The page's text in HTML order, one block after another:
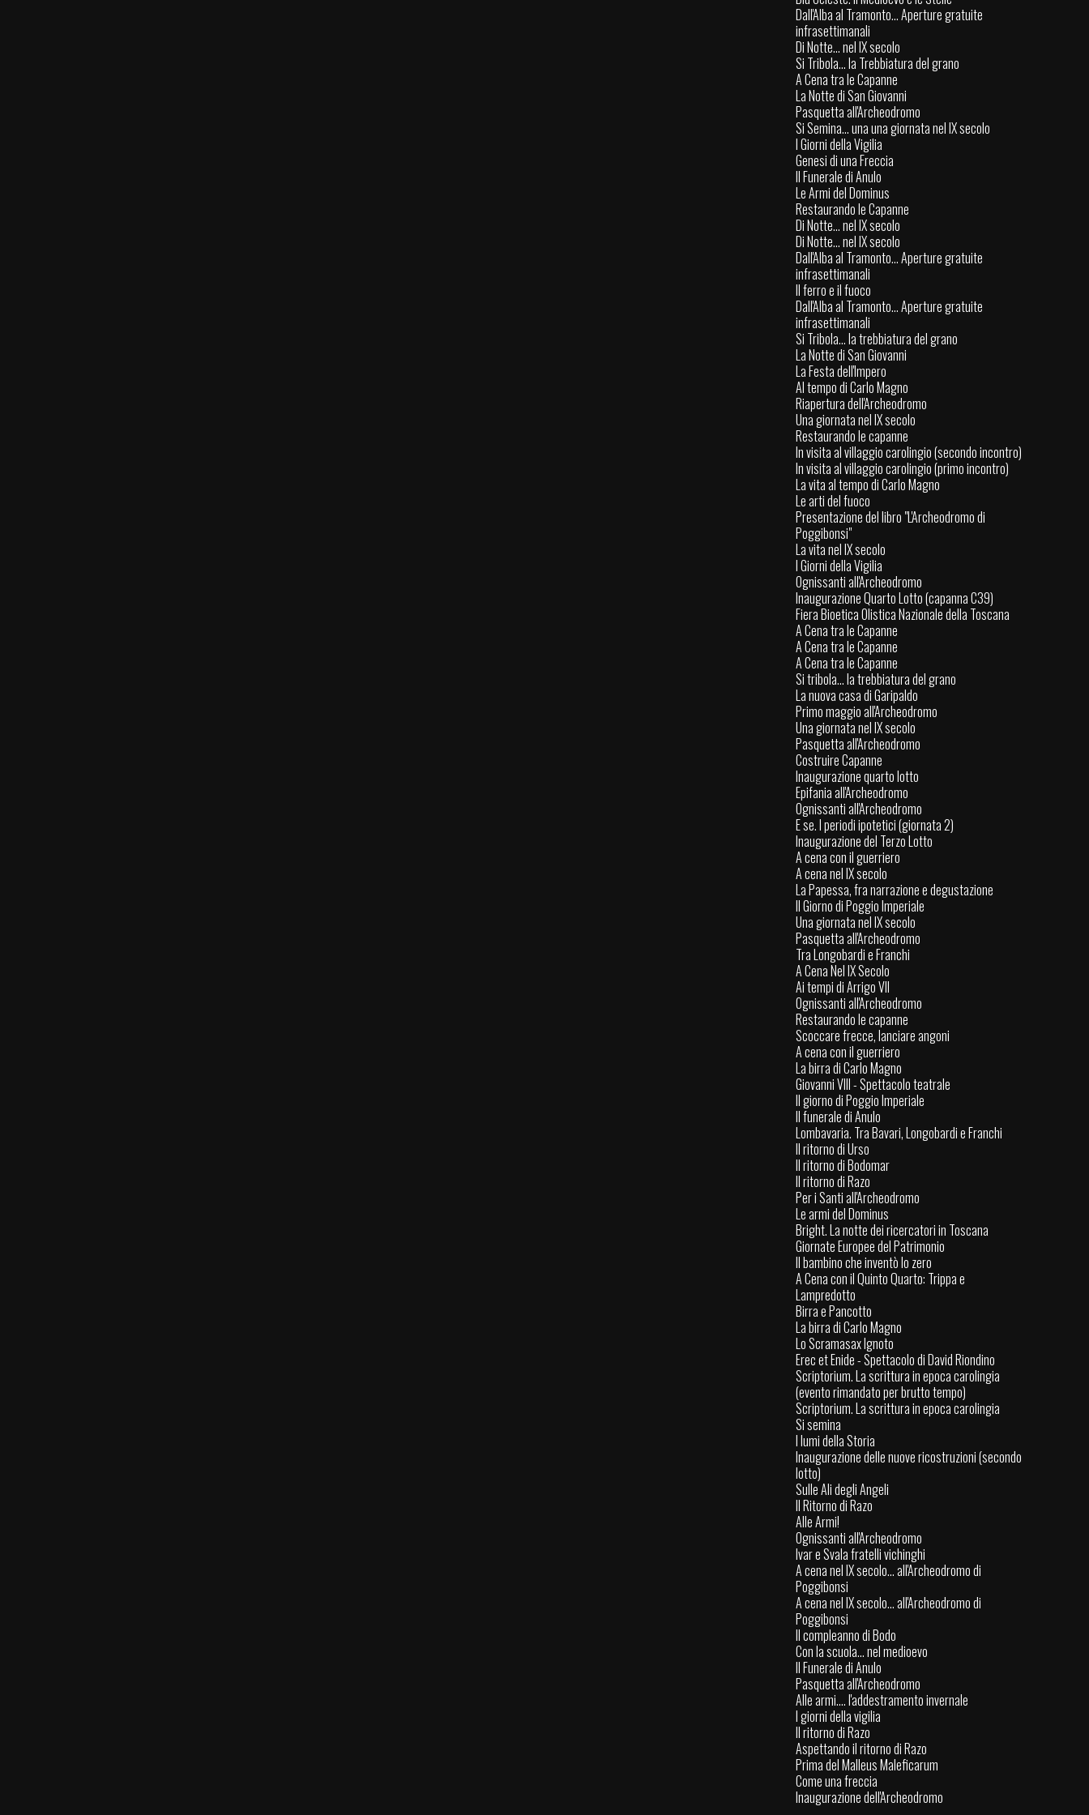
Dall'Alba al Tramonto... Aperture gratuite
infrasettimanali
Di Notte... nel IX secolo
Si Tribola... la Trebbiatura del grano
A Cena tra le Capanne
La Notte di San Giovanni
Pasquetta all'Archeodromo
Si Semina... una una giornata nel IX secolo
I Giorni della Vigilia
Genesi di una Freccia
Il Funerale di Anulo
Le Armi del Dominus
Restaurando le Capanne
Di Notte... nel IX secolo
Di Notte... nel IX secolo
Dall'Alba al Tramonto... Aperture gratuite
infrasettimanali
Il ferro e il fuoco
Dall'Alba al Tramonto... Aperture gratuite
infrasettimanali
Si Tribola... la trebbiatura del grano
La Notte di San Giovanni
La Festa dell'Impero
Al tempo di Carlo Magno
Riapertura dell'Archeodromo
Una giornata nel IX secolo
Restaurando le capanne
In visita al villaggio carolingio (secondo incontro)
In visita al villaggio carolingio (primo incontro)
La vita al tempo di Carlo Magno
Le arti del fuoco
Presentazione del libro "L'Archeodromo di
Poggibonsi"
La vita nel IX secolo
I Giorni della Vigilia
Ognissanti all'Archeodromo
Inaugurazione Quarto Lotto (capanna C39)
Fiera Bioetica Olistica Nazionale della Toscana
A Cena tra le Capanne
A Cena tra le Capanne
A Cena tra le Capanne
Si tribola... la trebbiatura del grano
La nuova casa di Garipaldo
Primo maggio all'Archeodromo
Una giornata nel IX secolo
Pasquetta all'Archeodromo
Costruire Capanne
Inaugurazione quarto lotto
Epifania all'Archeodromo
Ognissanti all'Archeodromo
E se. I periodi ipotetici (giornata 2)
Inaugurazione del Terzo Lotto
A cena con il guerriero
A cena nel IX secolo
La Papessa, fra narrazione e degustazione
Il Giorno di Poggio Imperiale
Una giornata nel IX secolo
Pasquetta all'Archeodromo
Tra Longobardi e Franchi
A Cena Nel IX Secolo
Ai tempi di Arrigo VII
Ognissanti all'Archeodromo
Restaurando le capanne
Scoccare frecce, lanciare angoni
A cena con il guerriero
La birra di Carlo Magno
Giovanni VIII - Spettacolo teatrale
Il giorno di Poggio Imperiale
Il funerale di Anulo
Lombavaria. Tra Bavari, Longobardi e Franchi
Il ritorno di Urso
Il ritorno di Bodomar
Il ritorno di Razo
Per i Santi all'Archeodromo
Le armi del Dominus
Bright. La notte dei ricercatori in Toscana
Giornate Europee del Patrimonio
Il bambino che inventò lo zero
A Cena con il Quinto Quarto: Trippa e
Lampredotto
Birra e Pancotto
La birra di Carlo Magno
Lo Scramasax Ignoto
Erec et Enide - Spettacolo di David Riondino
Scriptorium. La scrittura in epoca carolingia
(evento rimandato per brutto tempo)
Scriptorium. La scrittura in epoca carolingia
Si semina
I lumi della Storia
Inaugurazione delle nuove ricostruzioni (secondo
lotto)
Sulle Ali degli Angeli
Il Ritorno di Razo
Alle Armi!
Ognissanti all'Archeodromo
Ivar e Svala fratelli vichinghi
A cena nel IX secolo... all'Archeodromo di
Poggibonsi
A cena nel IX secolo... all'Archeodromo di
Poggibonsi
Il compleanno di Bodo
Con la scuola… nel medioevo
Il Funerale di Anulo
Pasquetta all'Archeodromo
Alle armi.... l'addestramento invernale
I giorni della vigilia
Il ritorno di Razo
Aspettando il ritorno di Razo
Prima del Malleus Maleficarum
Come una freccia
Inaugurazione dell'Archeodromo